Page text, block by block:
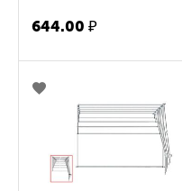
644.00 ₽